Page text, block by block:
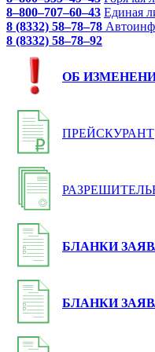
8–800–707–60–43 Единая
8 (8332) 58–78–78
8 (8332) 58–78–92
ОБ
ПРЕЙСКУРАНТ
БЛАНКИ
БЛАНКИ